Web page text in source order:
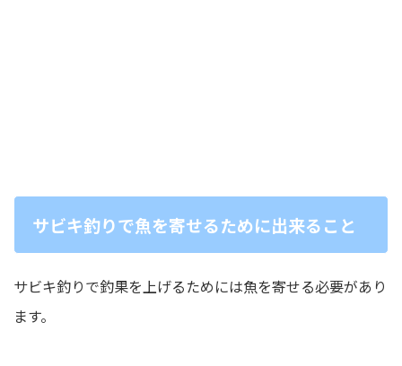
サビキ釣りで魚を寄せるために出来ること
サビキ釣りで釣果を上げるためには魚を寄せる必要があり
ます。